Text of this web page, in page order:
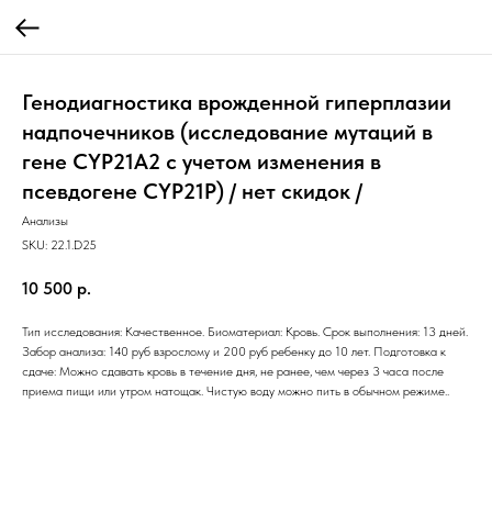
Генодиагностика врожденной гиперплазии
надпочечников (исследование мутаций в
гене CYP21A2 с учетом изменения в
псевдогене CYP21P) / нет скидок /
Анализы
SKU: 22.1.D25
10 500 р.
Тип исследования: Качественное. Биоматериал: Кровь. Срок выполнения: 13 дней.
Забор анализа: 140 руб взрослому и 200 руб ребенку до 10 лет. Подготовка к
сдаче: Можно сдавать кровь в течение дня, не ранее, чем через 3 часа после
приема пищи или утром натощак. Чистую воду можно пить в обычном режиме..